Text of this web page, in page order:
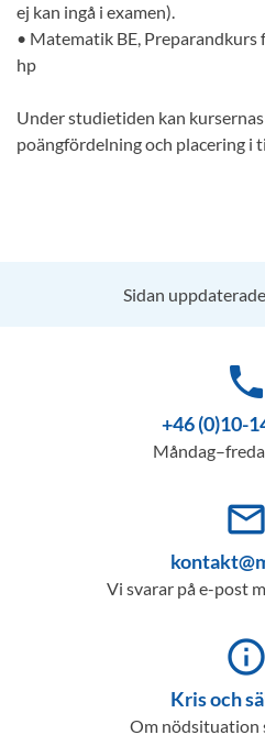
ej kan ingå i examen).
• Matematik BE,
hp
Under studietiden kan
poängfördelning och placering i
Sidan
phone
+46 (0)10-
mail_outline
Vi svarar på e-post
info_outline
Kris och
Om nödsituation